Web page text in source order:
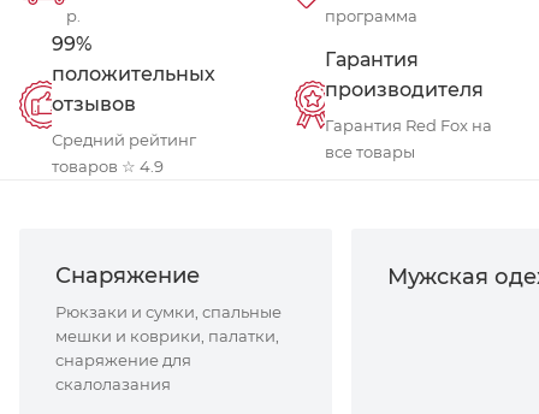
р.
программа
99%
положительных
отзывов
Средний рейтинг
товаров ☆ 4.9
Гарантия
производителя
Гарантия Red Fox на
все товары
Снаряжение
Рюкзаки и сумки, спальные
мешки и коврики, палатки,
снаряжение для
скалолазания
Мужская